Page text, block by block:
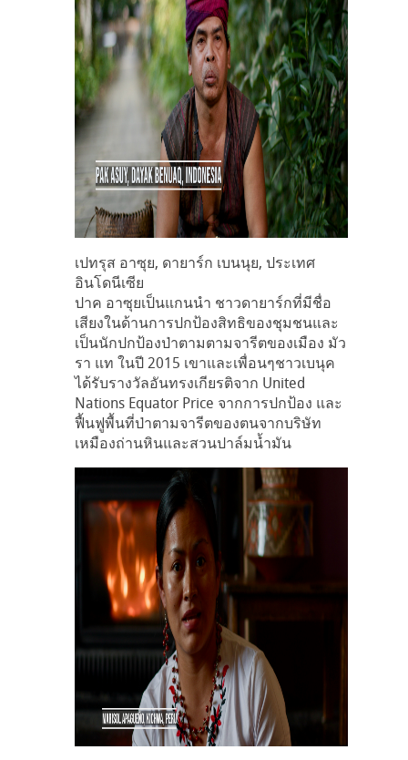
เปทรุส อาซุย, ดายาร์ก เบนนุย, ประเทศ
อินโดนีเซีย
ปาค อาซุยเป็นแกนนำ ชาวดายาร์กที่มีชื่อ
เสียงในด้านการปกป้องสิทธิของชุมชนและ
เป็นนักปกป้องป่าตามตามจารีตของเมือง มัว
รา แท ในปี 2015 เขาและเพื่อนๆชาวเบนุค
ได้รับรางวัลอันทรงเกียรติจาก United
Nations Equator Price จากการปกป้อง และ
ฟื้นฟูพื้นที่ป่าตามจารีตของตนจากบริษัท
เหมืองถ่านหินและสวนปาล์มน้ำมัน